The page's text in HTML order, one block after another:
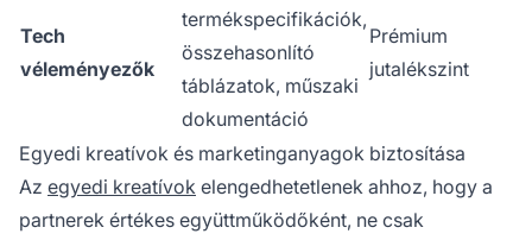
Tech
véleményezők
termékspecifikációk,
összehasonlító
táblázatok, műszaki
dokumentáció
Prémium
jutalékszint
Egyedi kreatívok és marketinganyagok biztosítása
Az egyedi kreatívok elengedhetetlenek ahhoz, hogy a
partnerek értékes együttműködőként, ne csak